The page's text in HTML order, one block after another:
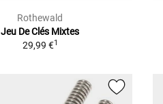
Rothewald
Jeu De Clés Mixtes
29,99 €1